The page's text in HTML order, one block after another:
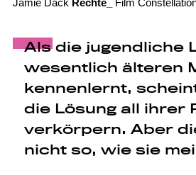
Jamie Dack Rechte_ Film
Als die jugendliche
wesentlich älteren
kennenlernt,
die Lösung all ihrer
verkörpern. Aber
nicht so, wie sie